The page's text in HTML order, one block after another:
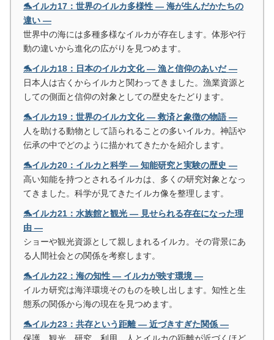
🐬イルカ17：世界のイルカ多様性 ― 海が生んだかたちの
違い ―
世界中の海には多種多様なイルカが存在します。体形や行
動の違いから進化の広がりを見つめます。
🐬イルカ18：日本のイルカ文化 ― 漁と信仰のあいだ ―
日本人は古くからイルカと関わってきました。漁業資源と
しての側面と信仰の対象としての歴史をたどります。
🐬イルカ19：世界のイルカ文化 ― 救済と象徴の物語 ―
人を助ける動物として語られることの多いイルカ。神話や
伝承の中でどのように描かれてきたかを紹介します。
🐬イルカ20：イルカと科学 ― 知能研究と実験の歴史 ―
高い知能を持つとされるイルカは、多くの研究対象となっ
てきました。科学が見てきたイルカ像を整理します。
🐬イルカ21：水族館と観光 ― 見せられる存在になった理
由 ―
ショーや観光資源として親しまれるイルカ。その背景にあ
る人間社会との関係を考察します。
🐬イルカ22：海の知性 ― イルカが映す環境 ―
イルカ研究は海洋環境そのものを映し出します。知性と生
態系の関係から海の現在を見つめます。
🐬イルカ23：共存という距離 ― 近づきすぎた関係 ―
保護、観光、研究、利用。人とイルカの距離が近づくほど